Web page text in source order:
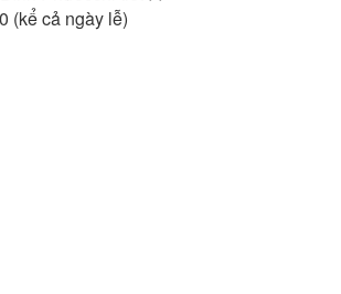
(kể cả ngày lễ)